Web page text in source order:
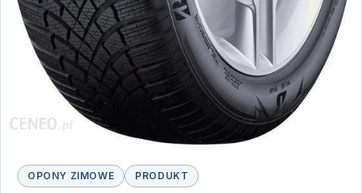
OPONY ZIMOWE PRODUKT